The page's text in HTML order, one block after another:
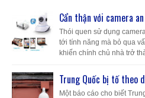
Cẩn thận với camera
Thói quen sử dụng
tới tính năng mà bỏ qua
khiến chính chủ nhà trở
Trung Quốc bị tố theo
Một báo cáo cho biết